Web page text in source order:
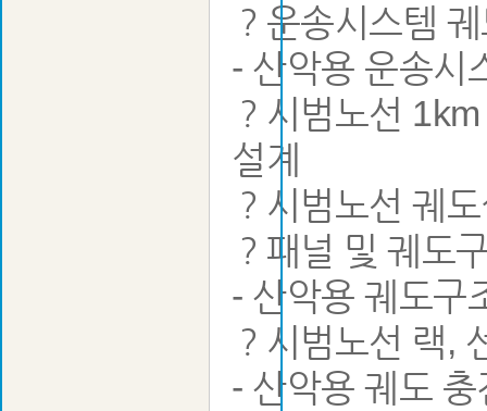
？운송시스템
- 산악용 운송시
？시범노선
설계
？시범노선 궤
？패널 및 궤도
- 산악용 궤도구
？시범노선 랙,
- 산악용 궤도